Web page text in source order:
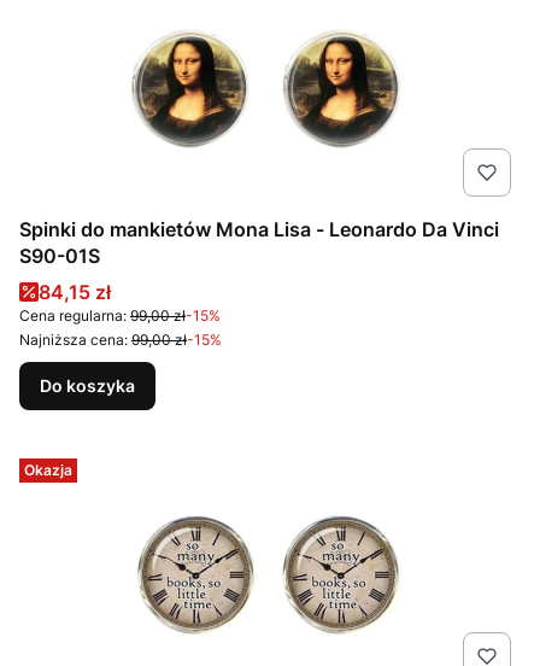
Spinki do mankietów Mona Lisa - Leonardo Da Vinci
S90-01S
Cena promocyjna
84,15 zł
Cena regularna: 99,00 zł-15%
Najniższa cena: 99,00 zł-15%
Do koszyka
Okazja